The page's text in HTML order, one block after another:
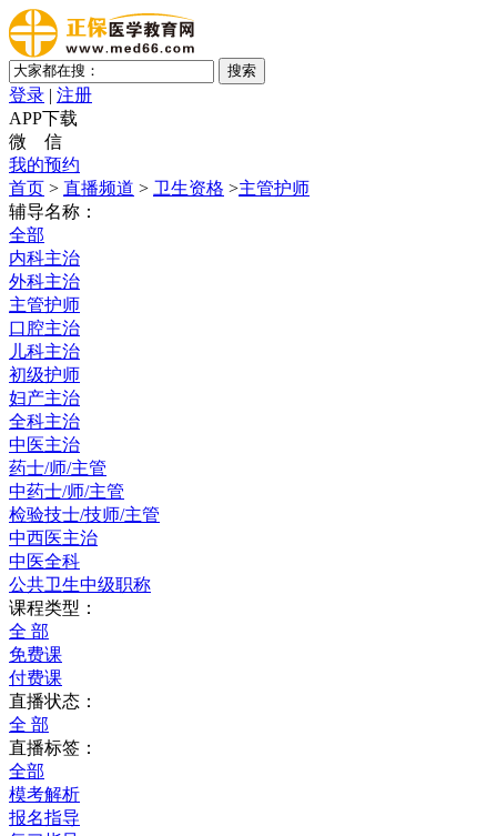
登录 | 注册
APP下载
微 信
我的预约
首页 > 直播频道 > 卫生资格 >主管护师
辅导名称：
全部
内科主治
外科主治
主管护师
口腔主治
儿科主治
初级护师
妇产主治
全科主治
中医主治
药士/师/主管
中药士/师/主管
检验技士/技师/主管
中西医主治
中医全科
公共卫生中级职称
课程类型：
全 部
免费课
付费课
直播状态：
全 部
直播标签：
全部
模考解析
报名指导